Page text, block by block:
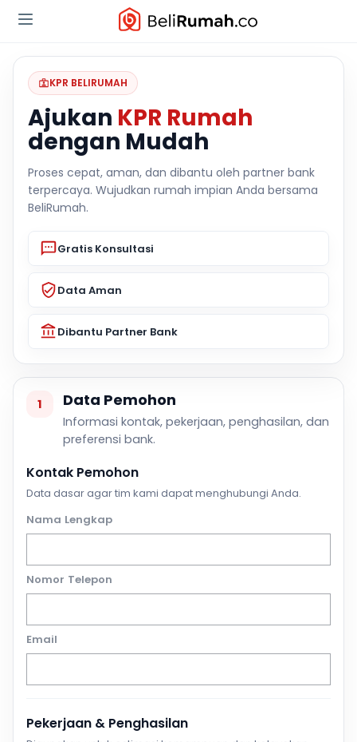
KPR BELIRUMAH
Ajukan KPR Rumah
dengan Mudah
Proses cepat, aman, dan dibantu oleh partner bank
terpercaya. Wujudkan rumah impian Anda bersama
BeliRumah.
Gratis Konsultasi
Data Aman
Dibantu Partner Bank
1 Data Pemohon
Informasi kontak, pekerjaan, penghasilan, dan
preferensi bank.
Kontak Pemohon
Data dasar agar tim kami dapat menghubungi Anda.
Nama Lengkap
Nomor Telepon
Email
Pekerjaan & Penghasilan